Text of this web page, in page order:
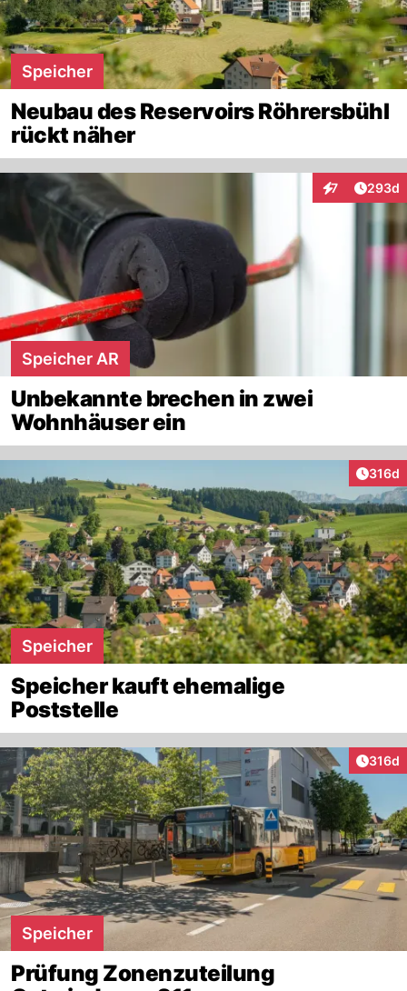
Speicher
Neubau des Reservoirs Röhrersbühl
rückt näher
7
Interaktionen
293d
Speicher AR
Unbekannte brechen in zwei
Wohnhäuser ein
316d
Speicher
Speicher kauft ehemalige
Poststelle
316d
Speicher
Prüfung Zonenzuteilung